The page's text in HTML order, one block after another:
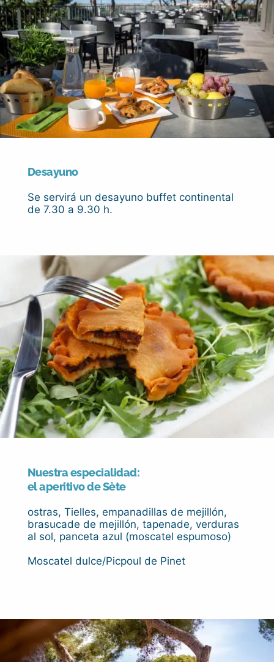
Desayuno
Se servirá un desayuno buffet continental
de 7.30 a 9.30 h.
Nuestra especialidad:
el aperitivo de Sète
ostras, Tielles, empanadillas de mejillón,
brasucade de mejillón, tapenade, verduras
al sol, panceta azul (moscatel espumoso)
Moscatel dulce/Picpoul de Pinet